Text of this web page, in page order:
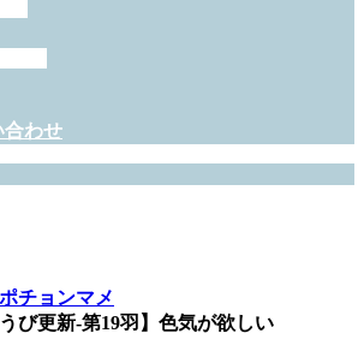
合わせ
チョンマメ
び更新-第19羽】色気が欲しい